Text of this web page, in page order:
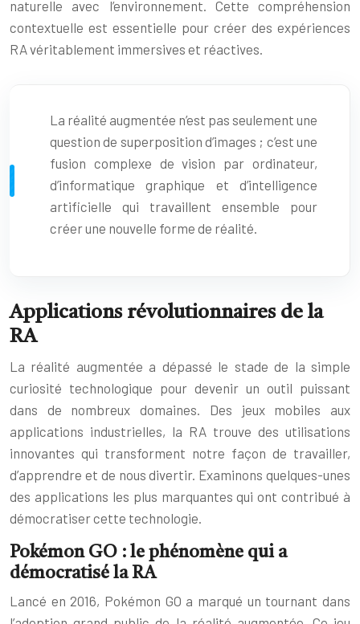
naturelle avec l’environnement. Cette compréhension
contextuelle est essentielle pour créer des expériences
RA véritablement immersives et réactives.
La réalité augmentée n’est pas seulement une
question de superposition d’images ; c’est une
fusion complexe de vision par ordinateur,
d’informatique graphique et d’intelligence
artificielle qui travaillent ensemble pour
créer une nouvelle forme de réalité.
Applications révolutionnaires de la
RA
La réalité augmentée a dépassé le stade de la simple
curiosité technologique pour devenir un outil puissant
dans de nombreux domaines. Des jeux mobiles aux
applications industrielles, la RA trouve des utilisations
innovantes qui transforment notre façon de travailler,
d’apprendre et de nous divertir. Examinons quelques-unes
des applications les plus marquantes qui ont contribué à
démocratiser cette technologie.
Pokémon GO : le phénomène qui a
démocratisé la RA
Lancé en 2016, Pokémon GO a marqué un tournant dans